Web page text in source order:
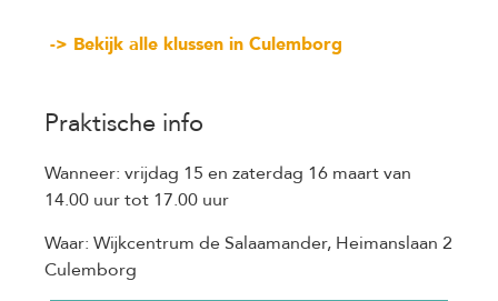
-> Bekijk alle klussen in Culemborg
Praktische info
Wanneer: vrijdag 15 en zaterdag 16 maart van
14.00 uur tot 17.00 uur
Waar: Wijkcentrum de Salaamander, Heimanslaan 2
Culemborg